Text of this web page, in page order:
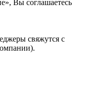
Вы соглашаетесь
свяжутся с